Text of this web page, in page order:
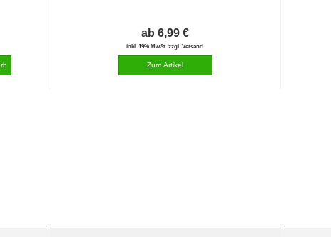
ab 6,99 €
inkl. 19% MwSt. zzgl. Versand